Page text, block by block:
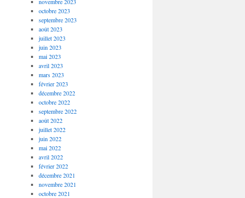
octobre 2023
septembre 2023
août 2023
juillet 2023
juin 2023
mai 2023
avril 2023
mars 2023
février 2023
décembre 2022
octobre 2022
septembre 2022
août 2022
juillet 2022
juin 2022
mai 2022
avril 2022
février 2022
décembre 2021
novembre 2021
octobre 2021